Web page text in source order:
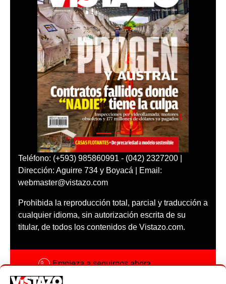
Teléfono: (+593) 985860991 - (042) 2327200 |
Dirección: Aguirre 734 y Boyacá | Email:
webmaster@vistazo.com
Prohibida la reproducción total, parcial y traducción a
cualquier idioma, sin autorización escrita de su
titular, de todos los contenidos de Vistazo.com.
Empieza a seguirnos ahora